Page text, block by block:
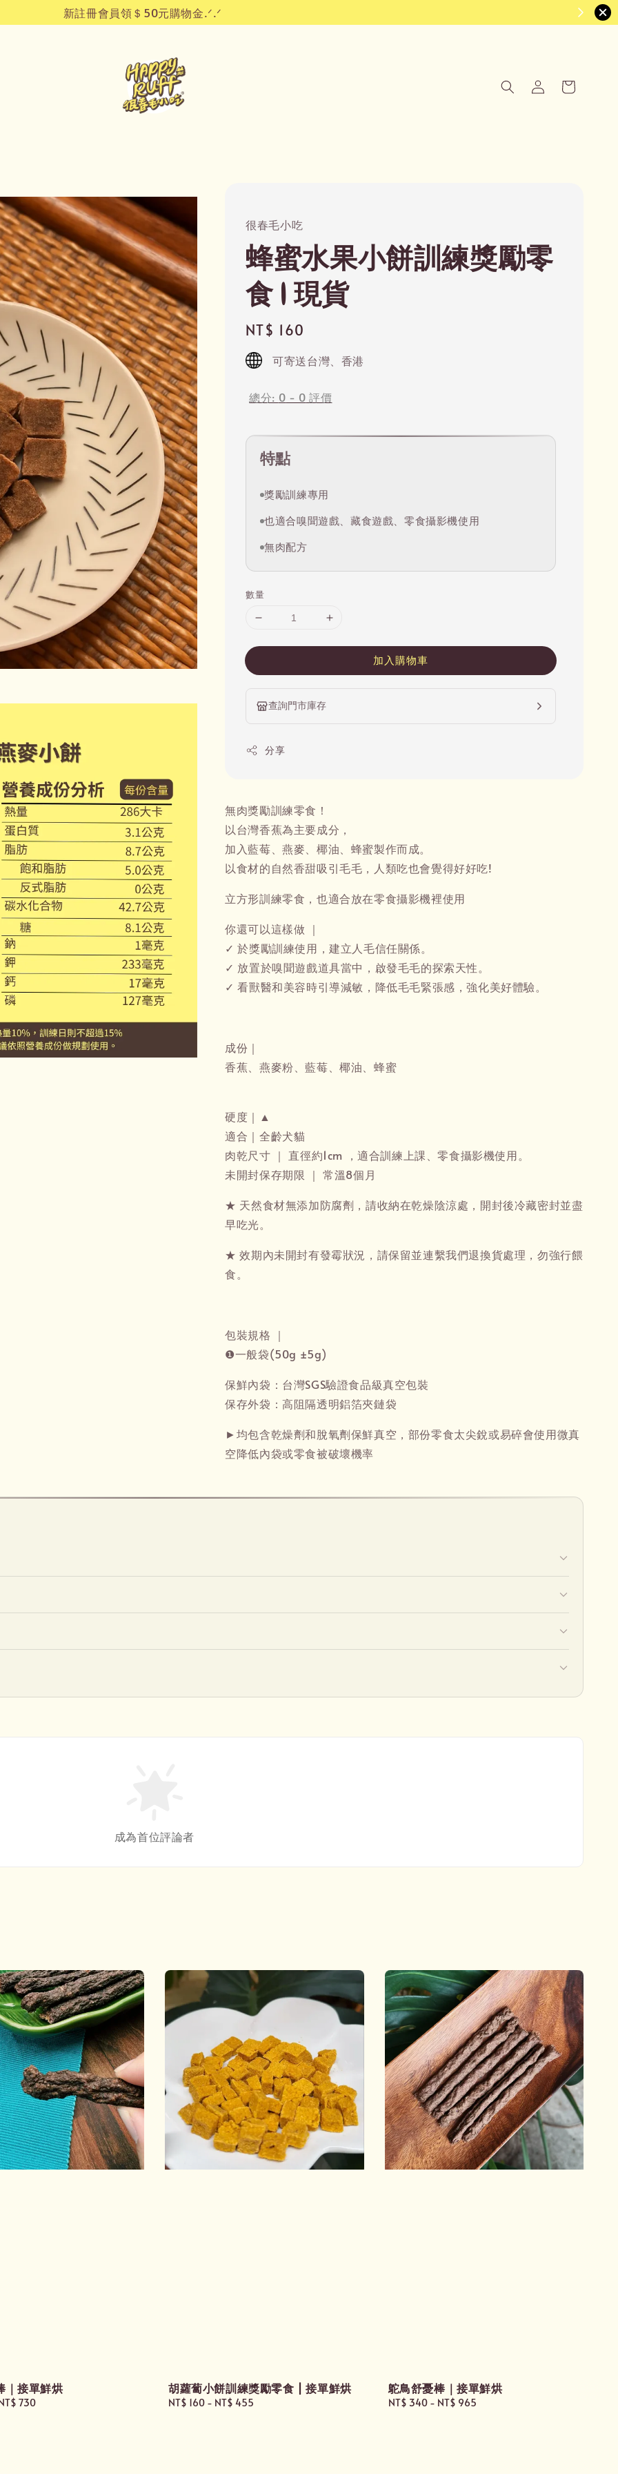
新註冊會員領＄50元購物金.ᐟ.ᐟ
很春毛小吃
蜂蜜水果小餅訓練獎勵零
食 | 現貨
Regular
price
NT$ 160
可寄送台灣、香港
總分: 0 - 0 評價
特點
獎勵訓練專用
也適合嗅聞遊戲、藏食遊戲、零食攝影機使用
無肉配方
數量
加入購物車
查詢門市庫存
分享
無肉獎勵訓練零食！
以台灣香蕉為主要成分，
加入藍莓、燕麥、椰油、蜂蜜製作而成。
以食材的自然香甜吸引毛毛，人類吃也會覺得好好吃!
立方形訓練零食，也適合放在零食攝影機裡使用
你還可以這樣做 ｜
✓ 於獎勵訓練使用，建立人毛信任關係。
✓ 放置於嗅聞遊戲道具當中，啟發毛毛的探索天性。
✓ 看獸醫和美容時引導減敏，降低毛毛緊張感，強化美好體驗。
成份｜
香蕉、燕麥粉、藍莓、椰油、蜂蜜
硬度｜▲
適合｜全齡犬貓
肉乾尺寸 ｜ 直徑約1cm ，適合訓練上課、零食攝影機使用。
未開封保存期限 ｜ 常溫8個月
★ 天然食材無添加防腐劑，請收納在乾燥陰涼處，開封後冷藏密封並盡
早吃光。
★ 效期內未開封有發霉狀況，請保留並連繫我們退換貨處理，勿強行餵
食。
包裝規格 ｜
❶一般袋(50g ±5g)
保鮮內袋：台灣SGS驗證食品級真空包裝
保存外袋：高阻隔透明鋁箔夾鏈袋
►均包含乾燥劑和脫氧劑保鮮真空，部份零食太尖銳或易碎會使用微真
空降低內袋或零食被破壞機率
成為首位評論者
｜接單鮮烘
730
胡蘿蔔小餅訓練獎勵零食 | 接單鮮烘
Regular
NT$ 160 - NT$ 455
鴕鳥舒憂棒｜接單鮮烘
Regular
NT$ 340- NT$ 965